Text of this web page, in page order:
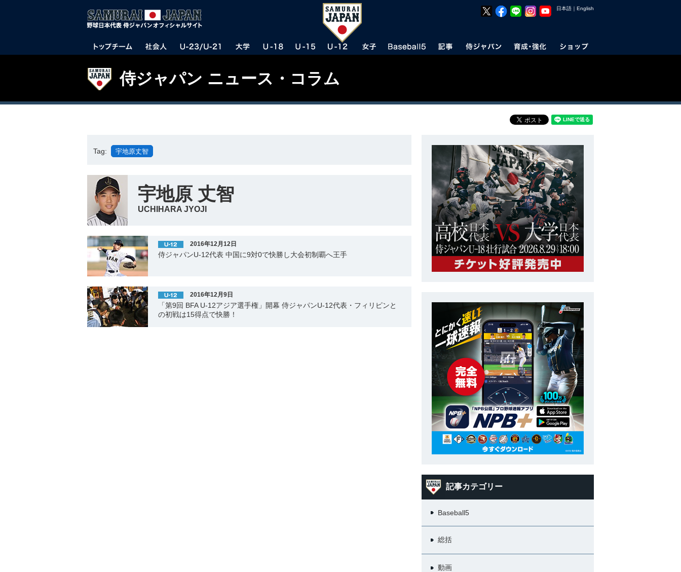
日本語 ｜ English
侍ジャパン ニュース・コラム
Tag: 宇地原丈智
宇地原 丈智
UCHIHARA JYOJI
2016年12月12日
侍ジャパンU-12代表 中国に9対0で快勝し大会初制覇へ王手
2016年12月9日
「第9回 BFA U-12アジア選手権」開幕 侍ジャパンU-12代表・フィリピンと
の初戦は15得点で快勝！
記事カテゴリー
Baseball5
総括
動画